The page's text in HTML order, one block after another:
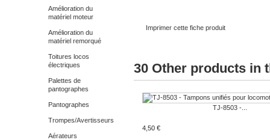
Amélioration du
matériel moteur
Amélioration du
matériel remorqué
Toitures locos
électriques
Palettes de
pantographes
Pantographes
Trompes/Avertisseurs
Aérateurs
Imprimer cette fiche produit
30 Other products in
TJ-8503 -...
4,50 €